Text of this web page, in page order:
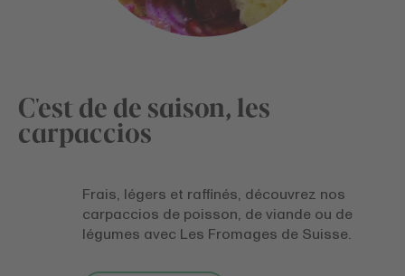
C'est de de saison, les
carpaccios
Frais, légers et raffinés, découvrez nos
carpaccios de poisson, de viande ou de
légumes avec Les Fromages de Suisse.